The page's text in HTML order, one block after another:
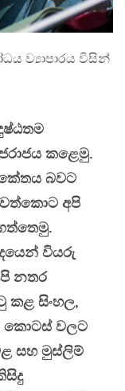
ව්‍යාපාරය විසින්
කළෙමු.
බවට
අපි
වියරු
නතර
කළ සිංහල,
කොටස් වලට
සහ මුස්ලිම්